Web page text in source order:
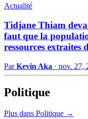
Actualité
Tidjane Thiam
faut que la
ressources extraites
ParKevin Aka · nov. 27,
Politique
Plus dans Politique →